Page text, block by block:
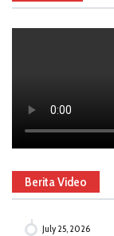
Berita Video
July 25, 2026